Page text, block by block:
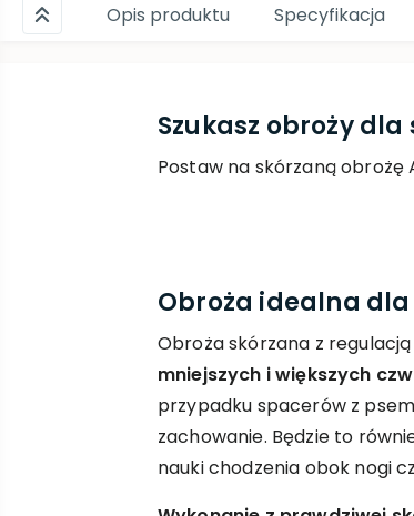
Opis produktu Specyfikacja
Szukasz obroży
Postaw na skórzaną obrożę
Obroża idealna
Obroża skórzana z regulacją
mniejszych i większych
przypadku spacerów z
zachowanie. Będzie to
nauki chodzenia obok nogi